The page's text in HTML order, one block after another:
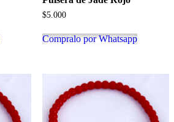
$5.000
Compralo por Whatsapp